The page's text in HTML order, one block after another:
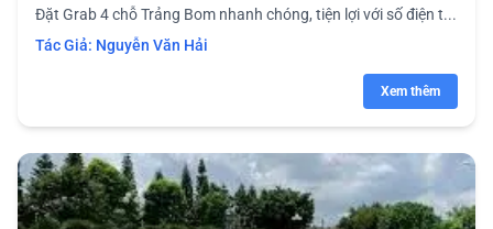
Đặt Grab 4 chỗ Trảng Bom nhanh chóng, tiện lợi với số điện t...
Tác Giả: Nguyễn Văn Hải
Xem thêm